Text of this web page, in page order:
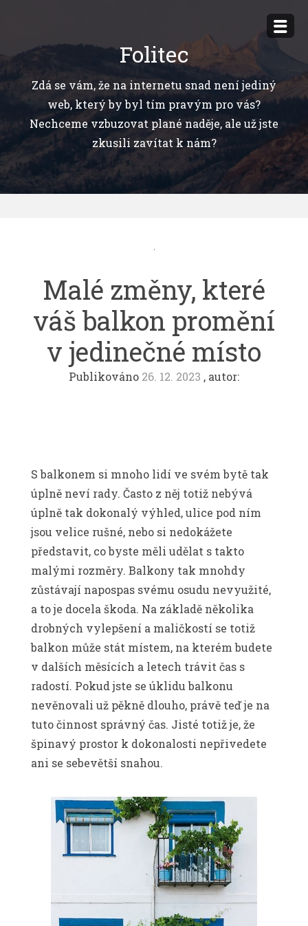
obsahu
Folitec
Zdá se vám, že na internetu snad není jediný
web, který by byl tím pravým pro vás?
Nechceme vzbuzovat plané naděje, ale už jste
zkusili zavítat k nám?
Malé změny, které
váš balkon promění
v jedinečné místo
Publikováno 26. 12. 2023 , autor:
S balkonem si mnoho lidí ve svém bytě tak
úplně neví rady. Často z něj totiž nebývá
úplně tak dokonalý výhled, ulice pod ním
jsou velice rušné, nebo si nedokážete
představit, co byste měli udělat s takto
malými rozměry. Balkony tak mnohdy
zůstávají napospas svému osudu nevyužité,
a to je docela škoda. Na základě několika
drobných vylepšení a maličkostí se totiž
balkon může stát místem, na kterém budete
v dalších měsících a letech trávit čas s
radostí. Pokud jste se úklidu balkonu
nevěnovali už pěkně dlouho, právě teď je na
tuto činnost správný čas. Jisté totiž je, že
špinavý prostor k dokonalosti nepřivedete
ani se sebevětší snahou.